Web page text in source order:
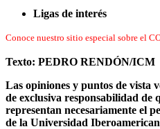
Ligas de interés
Conoce nuestro sitio especial sobre el
Texto: PEDRO RENDÓN/ICM
Las opiniones y puntos de vista
de exclusiva responsabilidad de
representan necesariamente el
de la Universidad